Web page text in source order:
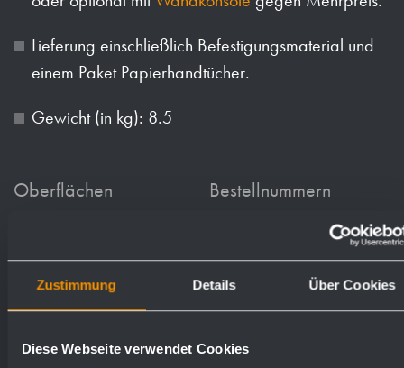
Zustimmung Details Über Cookies
Diese Webseite verwendet Cookies
Lieferung einschließlich Befestigungsmaterial und
einem Paket Papierhandtücher.
Gewicht (in kg): 8.5
Oberflächen Bestellnummern
hochglanzpoliert 732050